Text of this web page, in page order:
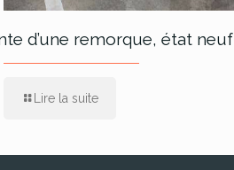
d’une remorque, état neuf
Lire la suite